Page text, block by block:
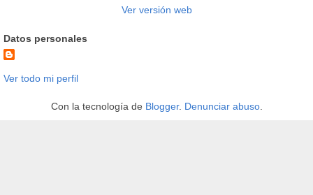
Ver versión web
Datos personales
Ver todo mi perfil
Con la tecnología de Blogger. Denunciar abuso.